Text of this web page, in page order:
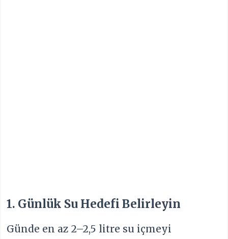
1. Günlük Su Hedefi Belirleyin
Günde en az 2–2,5 litre su içmeyi